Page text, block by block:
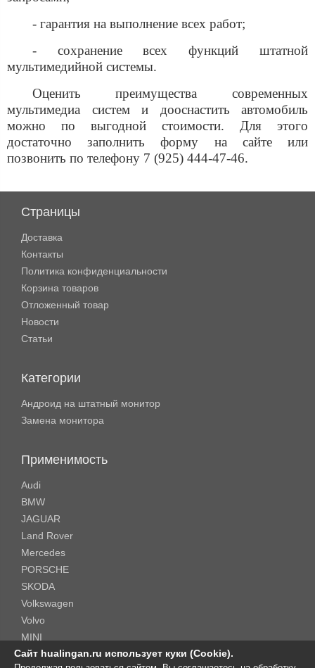
- гарантия на выполнение всех работ;
- сохранение всех функций штатной
мультимедийной системы.
Оценить преимущества современных
мультимедиа систем и дооснастить автомобиль
можно по выгодной стоимости. Для этого
достаточно заполнить форму на сайте или
позвонить по телефону 7 (925) 444-47-46.
Страницы
Доставка
Контакты
Политика конфиденциальности
Корзина товаров
Отложенный товар
Новости
Статьи
Категории
Андроид на штатный монитор
Замена монитора
Применимость
Audi
BMW
JAGUAR
Land Rover
Mercedes
PORSCHE
SKODA
Volkswagen
Volvo
MINI
Сайт hualingan.ru использует куки (Cookie).